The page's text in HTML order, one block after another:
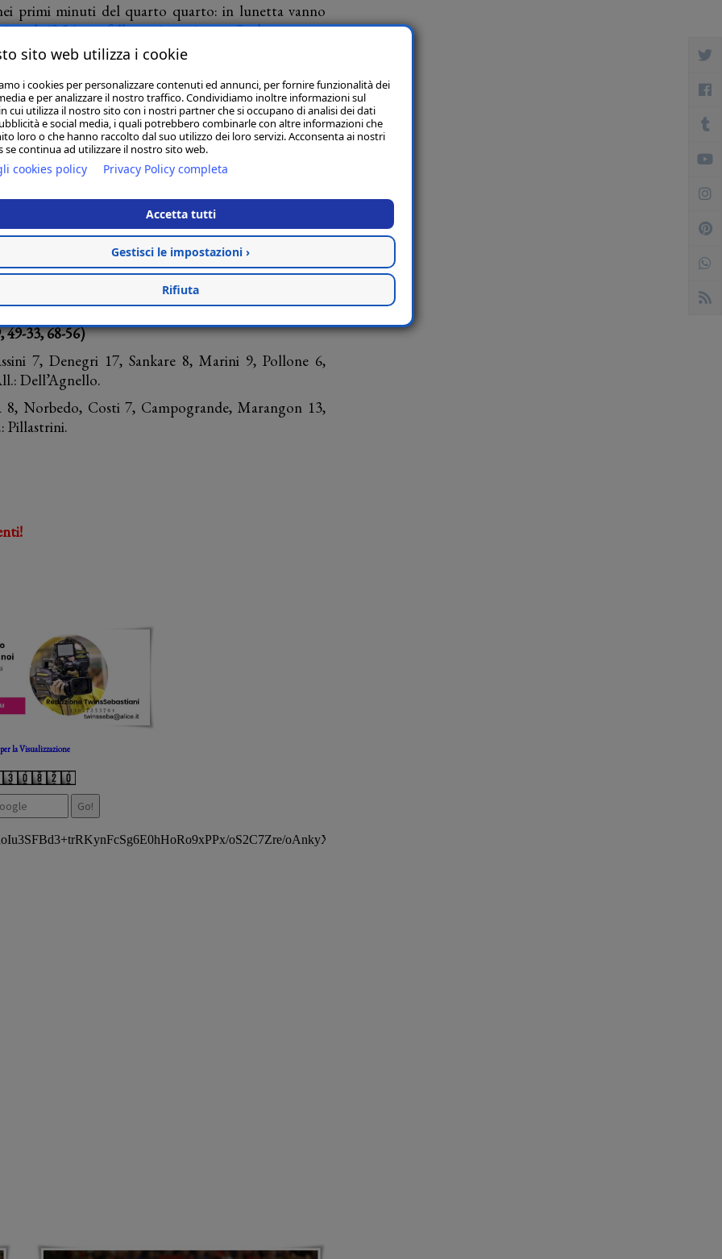
primi minuti del quarto quarto: in lunetta vanno
sul 69-56, un fallo antisportivo su Sankare porta,
dopo la revisione, il 2/2 viene annullato e la rimessa
piazzano un 5-0 (Marini e Porter) riportandosi in
per la Gesteco al 34’. La Dole ne esce bene, con
il +20, rispondendo poi colpo su colpo ai tentativi
squadre già concentrate sulla gara 4 di giovedì.
per gara 4 di giovedì 28 maggio (ore 20:45). Da
ancora disponibili. Tutte le info sul sito di Rbr:
Gara 3 delle semifinali playoff
Gesteco Cividale 83-66
49-33, 68-56)
7, Denegri 17, Sankare 8, Marini 9, Pollone 6,
Dell’Agnello.
Norbedo, Costi 7, Campogrande, Marangon 13,
Pillastrini.
la Visualizzazione
sito web utilizza i cookie
i cookies per personalizzare contenuti ed annunci, per fornire funzionalità dei
e per analizzare il nostro traffico. Condividiamo inoltre informazioni sul
cui utilizza il nostro sito con i nostri partner che si occupano di analisi dei dati
e social media, i quali potrebbero combinarle con altre informazioni che
loro o che hanno raccolto dal suo utilizzo dei loro servizi. Acconsenta ai nostri
se continua ad utilizzare il nostro sito web.
cookies policy Privacy Policy completa
Accetta tutti
Gestisci le impostazioni ›
Rifiuta